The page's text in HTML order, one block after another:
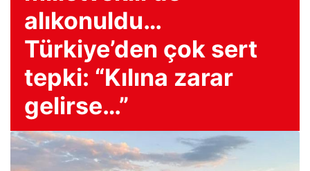
alıkonuldu…
Türkiye’den çok sert
tepki: “Kılına zarar
gelirse…”